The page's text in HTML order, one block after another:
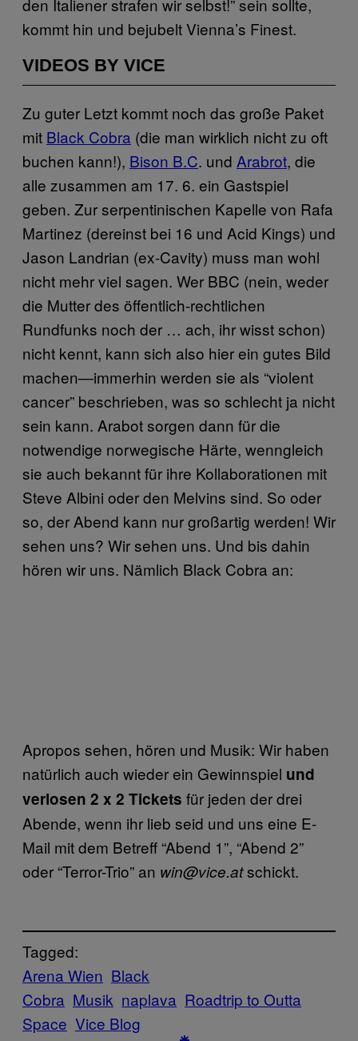
kommt hin und bejubelt Vienna’s Finest.
VIDEOS BY VICE
Zu guter Letzt kommt noch das große Paket
mit Black Cobra (die man wirklich nicht zu oft
buchen kann!), Bison B.C. und Arabrot, die
alle zusammen am 17. 6. ein Gastspiel
geben. Zur serpentinischen Kapelle von Rafa
Martinez (dereinst bei 16 und Acid Kings) und
Jason Landrian (ex-Cavity) muss man wohl
nicht mehr viel sagen. Wer BBC (nein, weder
die Mutter des öffentlich-rechtlichen
Rundfunks noch der … ach, ihr wisst schon)
nicht kennt, kann sich also hier ein gutes Bild
machen—immerhin werden sie als “violent
cancer” beschrieben, was so schlecht ja nicht
sein kann. Arabot sorgen dann für die
notwendige norwegische Härte, wenngleich
sie auch bekannt für ihre Kollaborationen mit
Steve Albini oder den Melvins sind. So oder
so, der Abend kann nur großartig werden! Wir
sehen uns? Wir sehen uns. Und bis dahin
hören wir uns. Nämlich Black Cobra an:
Apropos sehen, hören und Musik: Wir haben
natürlich auch wieder ein Gewinnspiel und
verlosen 2 x 2 Tickets für jeden der drei
Abende, wenn ihr lieb seid und uns eine E-
Mail mit dem Betreff “Abend 1”, “Abend 2”
oder “Terror-Trio” an win@vice.atschickt.
Tagged:
Arena Wien Black
Cobra Musik naplava Roadtrip to Outta
Space Vice Blog